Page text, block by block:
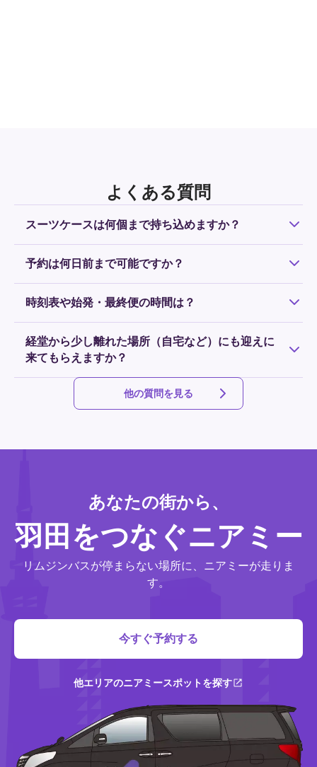
よくある質問
スーツケースは何個まで持ち込めますか？
で無料で持ち込み可能です。2個以上になる場合は、追加料
金がかかります。持ち込み可能な荷物はこちらをご確認く
ださい。
予約は何日前まで可能ですか？
のシャトルに乗車可能な場合は当日も受け付けています。
定員に達した場合はお受けできませんので、旅行や出張が
決まり次第お早めのご予約をおすすめします。
時刻表や始発・最終便の時間は？
をご予約できます。24時間年中無休で運行していますの
で、始発前の早朝、最終後の深夜でも安心してご利用いた
だけます。
経堂から少し離れた場所（自宅など）にも迎えに
来てもらえますか？
NearMeでは指定の乗降スポットを利用するプランの他に、
ご希望の場所で乗降できるドアツードアのプランもご用意
他の質問を見る
あなたの街から、
羽田をつなぐニアミー
リムジンバスが停まらない場所に、ニアミーが走りま
す。
今すぐ予約する
他エリアのニアミースポットを探す